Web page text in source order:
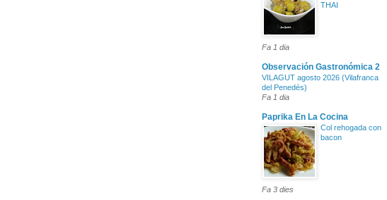
THAI
Fa 1 dia
Observación Gastronómica 2
VILAGUT agosto 2026 (Vilafranca
del Penedés)
Fa 1 dia
Paprika En La Cocina
Col rehogada con
bacon
Fa 3 dies